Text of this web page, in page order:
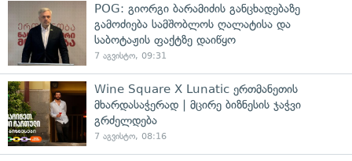
POG: გიორგი ბარამიძის განცხადებაზე
გამოძიება სამშობლოს ღალატისა და
საბოტაჟის ფაქტზე დაიწყო
7 აგვისტო, 09:31
Wine Square X Lunatic ერთმანეთის
მხარდასაჭერად | მცირე ბიზნესის ჯაჭვი
გრძელდება
7 აგვისტო, 08:16